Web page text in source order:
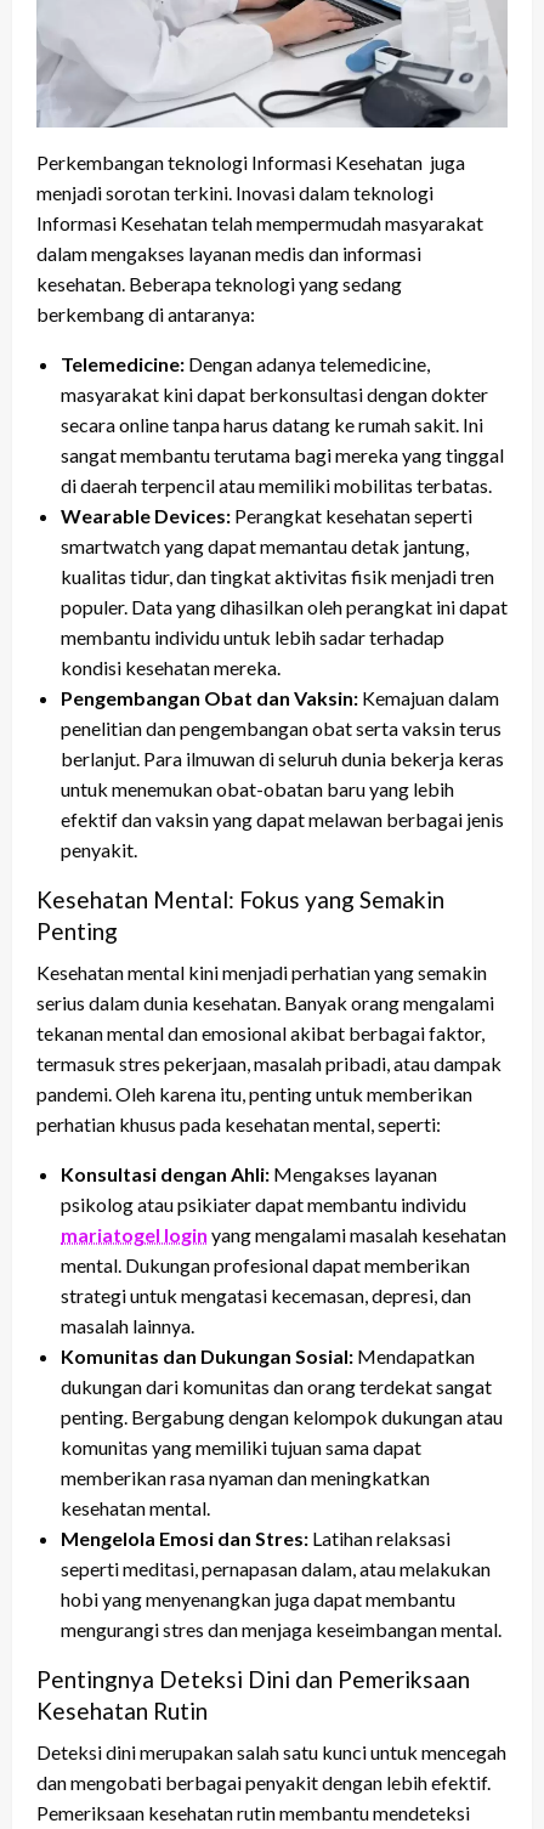
Perkembangan teknologi Informasi Kesehatan juga
menjadi sorotan terkini. Inovasi dalam teknologi
Informasi Kesehatan telah mempermudah masyarakat
dalam mengakses layanan medis dan informasi
kesehatan. Beberapa teknologi yang sedang
berkembang di antaranya:
Telemedicine: Dengan adanya telemedicine,
masyarakat kini dapat berkonsultasi dengan dokter
secara online tanpa harus datang ke rumah sakit. Ini
sangat membantu terutama bagi mereka yang tinggal
di daerah terpencil atau memiliki mobilitas terbatas.
Wearable Devices: Perangkat kesehatan seperti
smartwatch yang dapat memantau detak jantung,
kualitas tidur, dan tingkat aktivitas fisik menjadi tren
populer. Data yang dihasilkan oleh perangkat ini dapat
membantu individu untuk lebih sadar terhadap
kondisi kesehatan mereka.
Pengembangan Obat dan Vaksin: Kemajuan dalam
penelitian dan pengembangan obat serta vaksin terus
berlanjut. Para ilmuwan di seluruh dunia bekerja keras
untuk menemukan obat-obatan baru yang lebih
efektif dan vaksin yang dapat melawan berbagai jenis
penyakit.
Kesehatan Mental: Fokus yang Semakin
Penting
Kesehatan mental kini menjadi perhatian yang semakin
serius dalam dunia kesehatan. Banyak orang mengalami
tekanan mental dan emosional akibat berbagai faktor,
termasuk stres pekerjaan, masalah pribadi, atau dampak
pandemi. Oleh karena itu, penting untuk memberikan
perhatian khusus pada kesehatan mental, seperti:
Konsultasi dengan Ahli: Mengakses layanan
psikolog atau psikiater dapat membantu individu
mariatogel login yang mengalami masalah kesehatan
mental. Dukungan profesional dapat memberikan
strategi untuk mengatasi kecemasan, depresi, dan
masalah lainnya.
Komunitas dan Dukungan Sosial: Mendapatkan
dukungan dari komunitas dan orang terdekat sangat
penting. Bergabung dengan kelompok dukungan atau
komunitas yang memiliki tujuan sama dapat
memberikan rasa nyaman dan meningkatkan
kesehatan mental.
Mengelola Emosi dan Stres: Latihan relaksasi
seperti meditasi, pernapasan dalam, atau melakukan
hobi yang menyenangkan juga dapat membantu
mengurangi stres dan menjaga keseimbangan mental.
Pentingnya Deteksi Dini dan Pemeriksaan
Kesehatan Rutin
Deteksi dini merupakan salah satu kunci untuk mencegah
dan mengobati berbagai penyakit dengan lebih efektif.
Pemeriksaan kesehatan rutin membantu mendeteksi